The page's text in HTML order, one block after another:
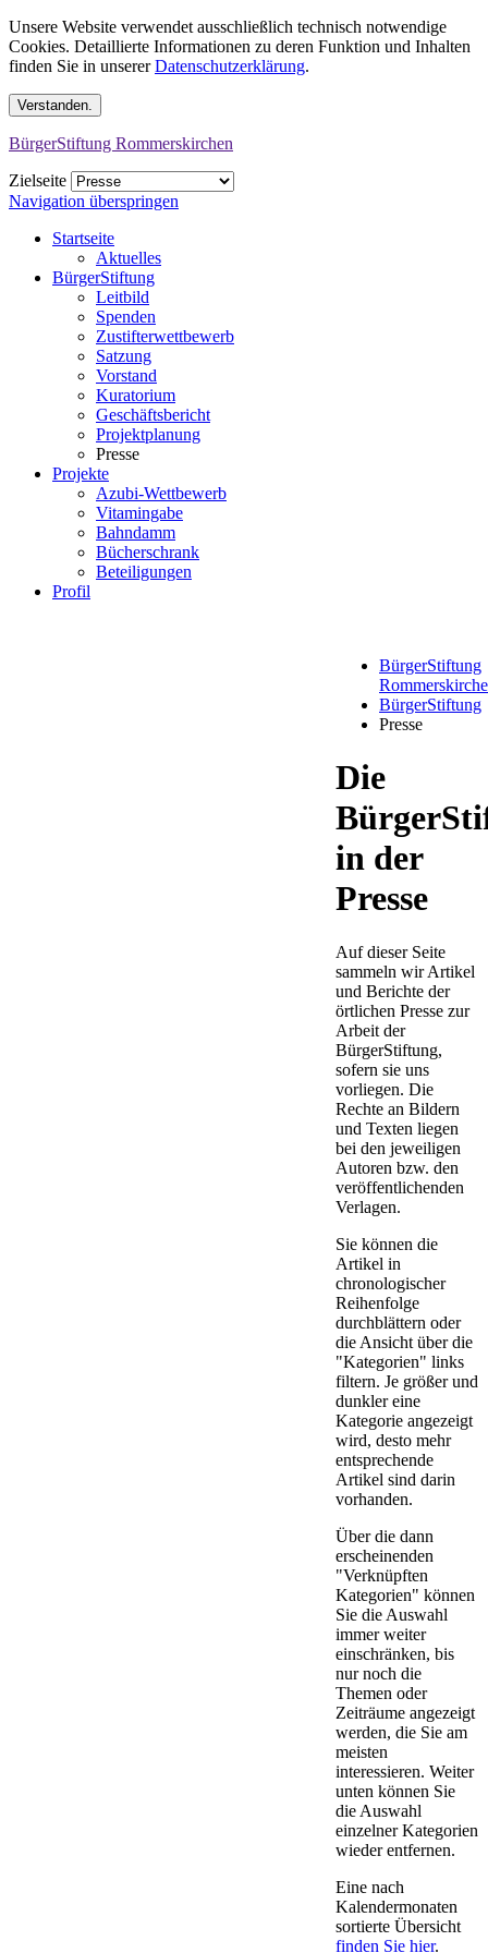
Unsere Website verwendet ausschließlich technisch notwendige
Cookies. Detaillierte Informationen zu deren Funktion und Inhalten
finden Sie in unsererDatenschutzerklärung.
BürgerStiftung Rommerskirchen
Zielseite
Navigation überspringen
Startseite
Aktuelles
BürgerStiftung
Leitbild
Spenden
Zustifterwettbewerb
Satzung
Vorstand
Kuratorium
Geschäftsbericht
Projektplanung
Presse
Projekte
Azubi-Wettbewerb
Vitamingabe
Bahndamm
Bücherschrank
Beteiligungen
Profil
BürgerStiftung
BürgerStiftung
Presse
Die
in der
Presse
Auf dieser Seite
sammeln wir Artikel
und Berichte der
örtlichen Presse zur
Arbeit der
BürgerStiftung,
sofern sie uns
vorliegen. Die
Rechte an Bildern
und Texten liegen
bei den jeweiligen
Autoren bzw. den
veröffentlichenden
Verlagen.
Sie können die
Artikel in
chronologischer
Reihenfolge
durchblättern oder
die Ansicht über die
"Kategorien" links
filtern. Je größer und
dunkler eine
Kategorie angezeigt
wird, desto mehr
entsprechende
Artikel sind darin
vorhanden.
Über die dann
erscheinenden
"Verknüpften
Kategorien" können
Sie die Auswahl
immer weiter
einschränken, bis
nur noch die
Themen oder
Zeiträume angezeigt
werden, die Sie am
meisten
interessieren. Weiter
unten können Sie
die Auswahl
einzelner Kategorien
wieder entfernen.
Eine nach
Kalendermonaten
sortierte Übersicht
finden Sie hier.